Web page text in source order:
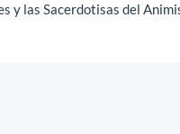
y las Sacerdotisas del